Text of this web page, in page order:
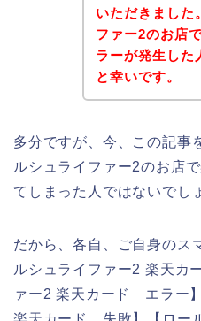
いただきました
ファー2のお店
ラーが発生した
と幸いです。
多分ですが、今、この記事
ルシュライファー2のお店
てしまった人ではないでし
だから、各自、ご自身のス
ルシュライファー2 楽天カ
ァー2 楽天カード エラー